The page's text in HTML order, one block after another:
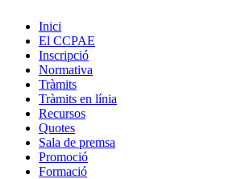
Inici
El CCPAE
Inscripció
Normativa
Tràmits
Tràmits en línia
Recursos
Quotes
Sala de premsa
Promoció
Formació